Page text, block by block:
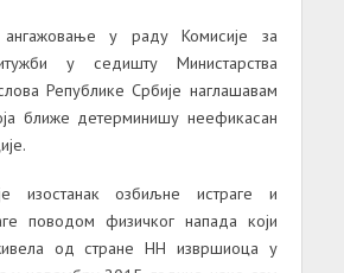
у раду Комисије за
у седишту Министарства
Републике Србије наглашавам
ближе детерминишу неефикасан
изостанак озбиљне истраге и
поводом физичког напада који
од стране НН извршиоца у